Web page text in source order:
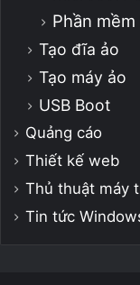
Phần mềm
Tạo đĩa ảo
Tạo máy ảo
USB Boot
Quảng cáo
Thiết kế web
Thủ thuật máy
Tin tức